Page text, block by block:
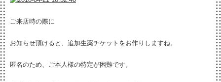
ご来店時の際に
お知らせ頂けると、追加生薬チケットをお作りしますね。
匿名のため、ご本人様の特定が困難です。